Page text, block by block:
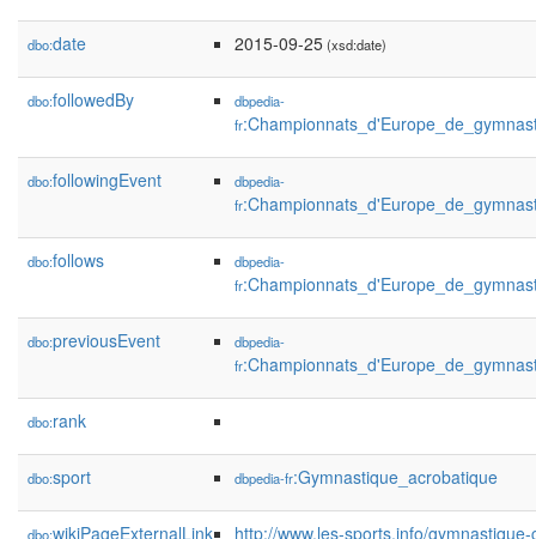
dbo:date 2015-09-25(xsd:date)
dbo:followedBy
dbpedia-
fr
dbo:followingEvent
dbpedia-
fr
dbo:follows
dbpedia-
fr
dbo:previousEvent
dbpedia-
fr
dbo:rank
dbo:sport dbpedia-fr:Gymnastique_acrobatique
dbo:wikiPageExternalLink
http://www.les-sports.info/